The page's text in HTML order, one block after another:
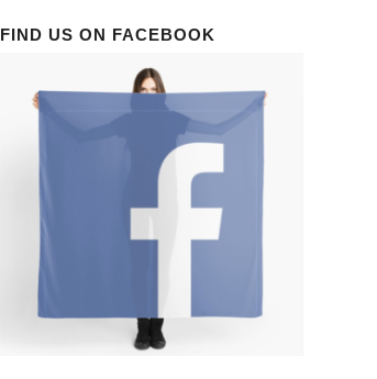
FIND US ON FACEBOOK